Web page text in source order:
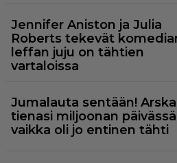
Jennifer Aniston ja Julia
Roberts tekevät
leffan juju on tähtien
vartaloissa
Jumalauta sentään! Arska
tienasi miljoonan
vaikka oli jo entinen tähti